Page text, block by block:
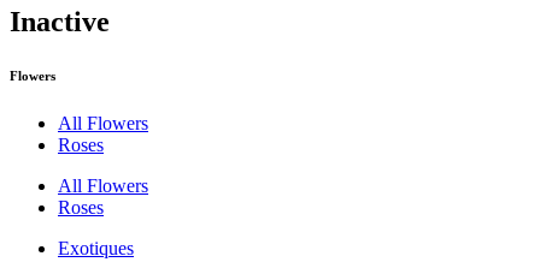
Inactive
Flowers
All Flowers
Roses
All Flowers
Roses
Exotiques